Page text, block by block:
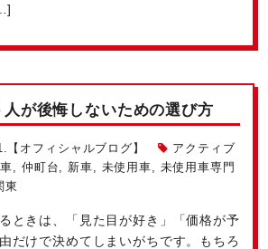
が後悔しないための選び方
【オフィシャルブログ】
アクティブ
仲町台 新車 未使用車
未使用車専門
東
ときは、「見た目が好き」「価格が予
だけで決めてしまいがちです。もちろ